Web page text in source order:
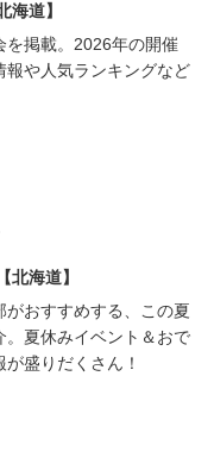
海道】
を掲載。2026年の開催
報や人気ランキングなど
北海道】
がおすすめする、この夏
。夏休みイベント＆おで
盛りだくさん！